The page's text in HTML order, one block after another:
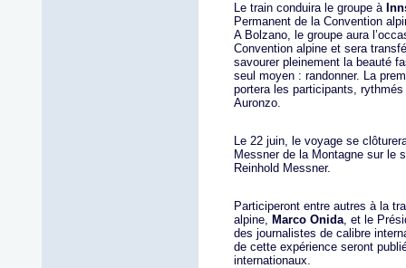
Le train conduira le groupe à
Permanent de la Convention
A Bolzano, le groupe aura
Convention alpine et sera
savourer pleinement la beauté
seul moyen : randonner. La
portera les participants,
Auronzo.
Le 22 juin, le voyage se
Messner de la Montagne sur le
Reinhold Messner.
Participeront entre autres à la
alpine, Marco Onida, et le
des journalistes de calibre
de cette expérience seront
internationaux.